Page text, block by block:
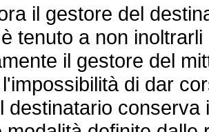
il gestore del
tenuto a non
il gestore del
di dar
destinatario